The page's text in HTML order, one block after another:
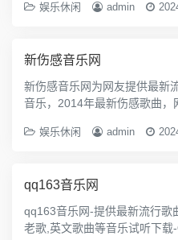
娱乐休闲 admin
新伤感音乐网
新伤感音乐网为网友提供最新
音乐，2014年最新伤感歌曲，
流行歌曲，网络伤感音乐，好
娱乐休闲 admin
qq163音乐网
qq163音乐网-提供最新流行歌
老歌,英文歌曲等音乐试听下载